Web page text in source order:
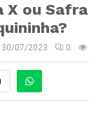
X ou
30/07/2023 0